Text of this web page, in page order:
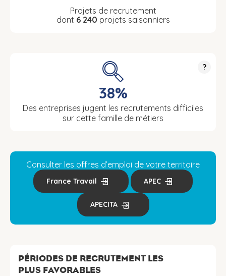
Projets de recrutement
dont 6 240 projets saisonniers
?
38%
Des entreprises jugent les recrutements difficiles
sur cette famille de métiers
Consulter les offres d’emploi de votre territoire
France Travail APEC
APECITA
PÉRIODES DE RECRUTEMENT LES
PLUS FAVORABLES